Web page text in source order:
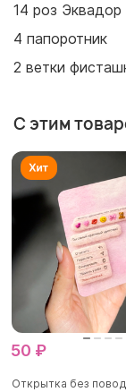
14 роз
4 папоротник
2 ветки
С этим
50 ₽
Открытка без